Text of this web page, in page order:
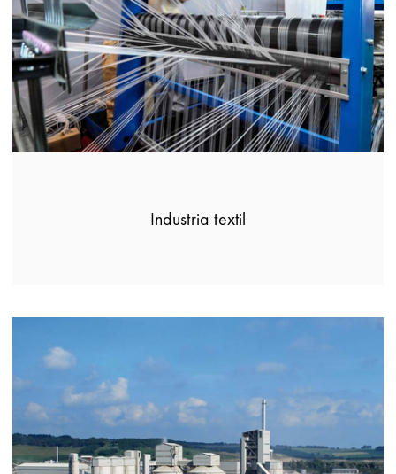
Industria textil